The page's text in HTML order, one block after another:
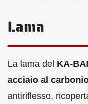
Lama
La lama del KA-
acciaio al
antiriflesso,